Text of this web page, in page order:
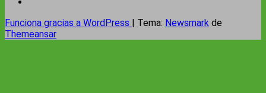
Funciona gracias a WordPress | Tema: Newsmark de
Themeansar